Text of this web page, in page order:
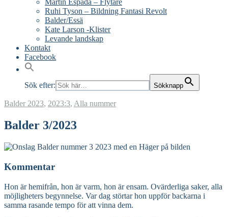
Martín Espada – Flytare
Ruhi Tyson – Bildning Fantasi Revolt
Balder/Essä
Kate Larson -Klister
Levande landskap
Kontakt
Facebook
Sök efter: Sökknapp
Balder 2023, 2023:3, Alla nummer
Balder 3/2023
Kommentar
Hon är hemifrån, hon är varm, hon är ensam. Ovärderliga saker, alla
möjligheters begynnelse. Var dag störtar hon uppför backarna i
samma rasande tempo för att vinna dem.